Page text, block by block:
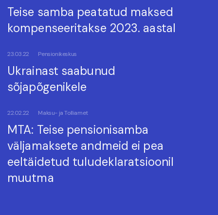
Teise samba peatatud maksed
kompenseeritakse 2023. aastal
23.03.22 Pensionikeskus
Ukrainast saabunud
sõjapõgenikele
22.02.22 Maksu- ja Tolliamet
MTA: Teise pensionisamba
väljamaksete andmeid ei pea
eeltäidetud tuludeklaratsioonil
muutma